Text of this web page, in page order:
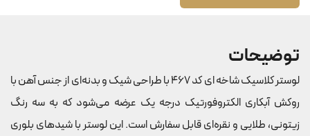
توضیحات
لوستر کلاسیک شاخه ای کد 467 با طراحی شیک و بدنه‌ای از جنس آهن با
روکش آبکاری الکتروفورتیک درجه یک عرضه می‌شود که به سه رنگ
زیتونی، طلایی و نقره‌ای قابل سفارش است. این لوستر با شیدهای بلوری